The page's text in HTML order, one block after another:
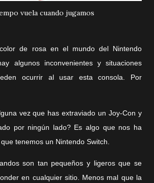
vuela cuando jugamos
de rosa en el mundo del Nintendo
algunos inconvenientes y situaciones
ocurrir al usar esta consola. Por
vez que has extraviado un Joy-Con y
por ningún lado? Es algo que nos ha
tenemos un Nintendo Switch.
son tan pequeños y ligeros que se
en cualquier sitio. Menos mal que la